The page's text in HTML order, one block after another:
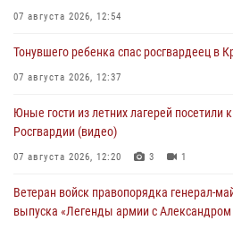
07 августа 2026, 12:54
Тонувшего ребенка спас росгвардеец в
07 августа 2026, 12:37
Юные гости из летних лагерей посетили
Росгвардии (видео)
07 августа 2026, 12:20 3 1
Ветеран войск правопорядка генерал-
выпуска «Легенды армии с